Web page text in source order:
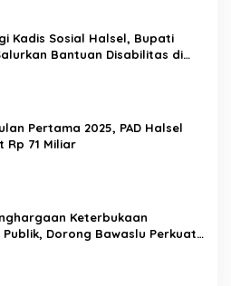
Kadis Sosial Halsel, Bupati
Bantuan Disabilitas di
Pertama 2025, PAD Halsel
Rp 71 Miliar
Keterbukaan
Dorong Bawaslu Perkuat